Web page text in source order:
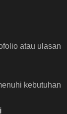
atau ulasan
kebutuhan